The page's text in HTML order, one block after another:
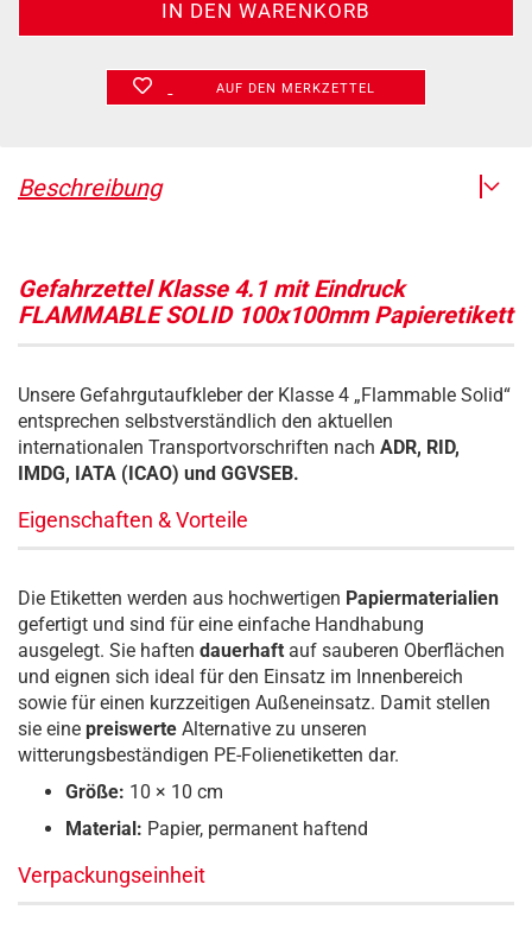
AUF DEN MERKZETTEL
Beschreibung
Gefahrzettel Klasse 4.1 mit Eindruck
FLAMMABLE SOLID 100x100mm Papieretikett
Unsere Gefahrgutaufkleber der Klasse 4 „Flammable Solid“
entsprechen selbstverständlich den aktuellen
internationalen Transportvorschriften nach ADR, RID,
IMDG, IATA (ICAO) und GGVSEB.
Eigenschaften & Vorteile
Die Etiketten werden aus hochwertigen Papiermaterialien
gefertigt und sind für eine einfache Handhabung
ausgelegt. Sie haften dauerhaft auf sauberen Oberflächen
und eignen sich ideal für den Einsatz im Innenbereich
sowie für einen kurzzeitigen Außeneinsatz. Damit stellen
sie eine preiswerte Alternative zu unseren
witterungsbeständigen PE-Folienetiketten dar.
Größe: 10 × 10 cm
Material: Papier, permanent haftend
Verpackungseinheit